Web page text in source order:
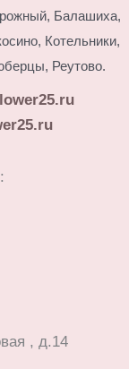
Балашиха,
Котельники,
Реутово.
, д.14